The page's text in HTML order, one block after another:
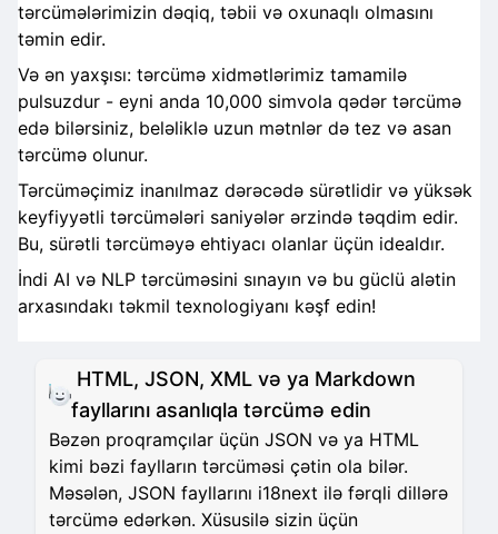
tərcümələrimizin dəqiq, təbii və oxunaqlı olmasını
təmin edir.
Və ən yaxşısı: tərcümə xidmətlərimiz tamamilə
pulsuzdur - eyni anda 10,000 simvola qədər tərcümə
edə bilərsiniz, beləliklə uzun mətnlər də tez və asan
tərcümə olunur.
Tərcüməçimiz inanılmaz dərəcədə sürətlidir və yüksək
keyfiyyətli tərcümələri saniyələr ərzində təqdim edir.
Bu, sürətli tərcüməyə ehtiyacı olanlar üçün idealdır.
İndi AI və NLP tərcüməsini sınayın və bu güclü alətin
arxasındakı təkmil texnologiyanı kəşf edin!
HTML, JSON, XML və ya Markdown
fayllarını asanlıqla tərcümə edin
Bəzən proqramçılar üçün JSON və ya HTML
kimi bəzi faylların tərcüməsi çətin ola bilər.
Məsələn, JSON fayllarını i18next ilə fərqli dillərə
tərcümə edərkən. Xüsusilə sizin üçün